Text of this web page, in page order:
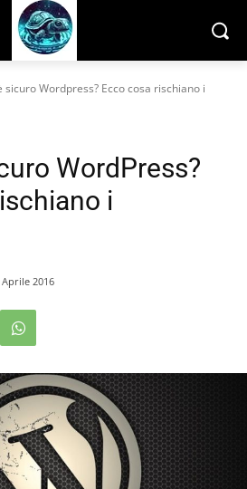
sicuro Wordpress? Ecco cosa rischiano i
WordPress?
i
Aprile 2016